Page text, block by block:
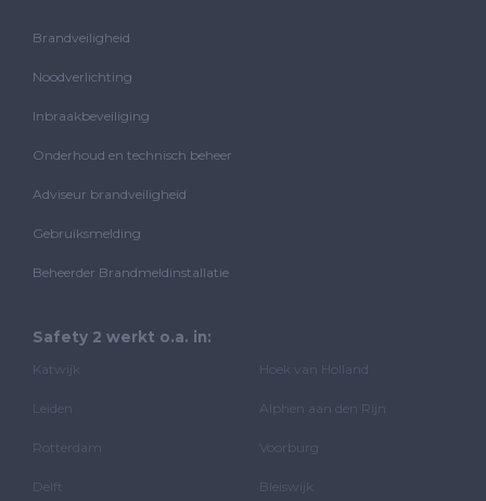
Brandveiligheid
Noodverlichting
Inbraakbeveiliging
Onderhoud en technisch beheer
Adviseur brandveiligheid
Gebruiksmelding
Beheerder Brandmeldinstallatie
Safety 2 werkt o.a. in:
Katwijk
Leiden
Rotterdam
Delft
Hoek van Holland
Alphen aan den Rijn
Voorburg
Bleiswijk